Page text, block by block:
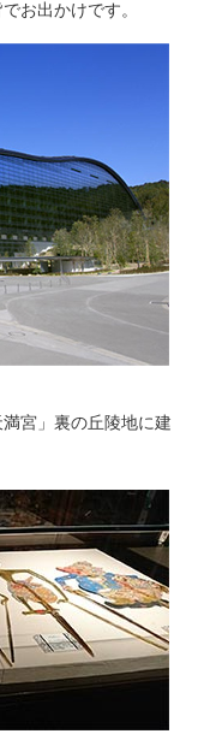
お出かけです。
宮」裏の丘陵地に建